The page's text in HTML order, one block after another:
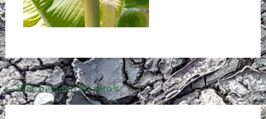
Bericht
navigatie
←Wat: beelden en foto’s